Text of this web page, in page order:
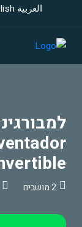
العربية
2 מושבים